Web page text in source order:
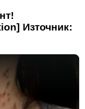
Източник: